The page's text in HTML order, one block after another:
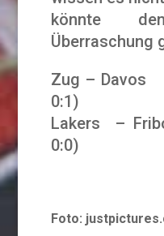
könnte
Überraschung
Zug –
0:1)
Lakers –
0:0)
Foto: